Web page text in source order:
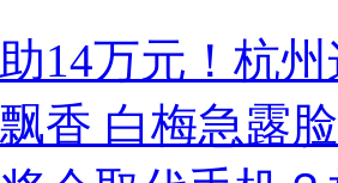
14万元！杭
香 白梅急露脸